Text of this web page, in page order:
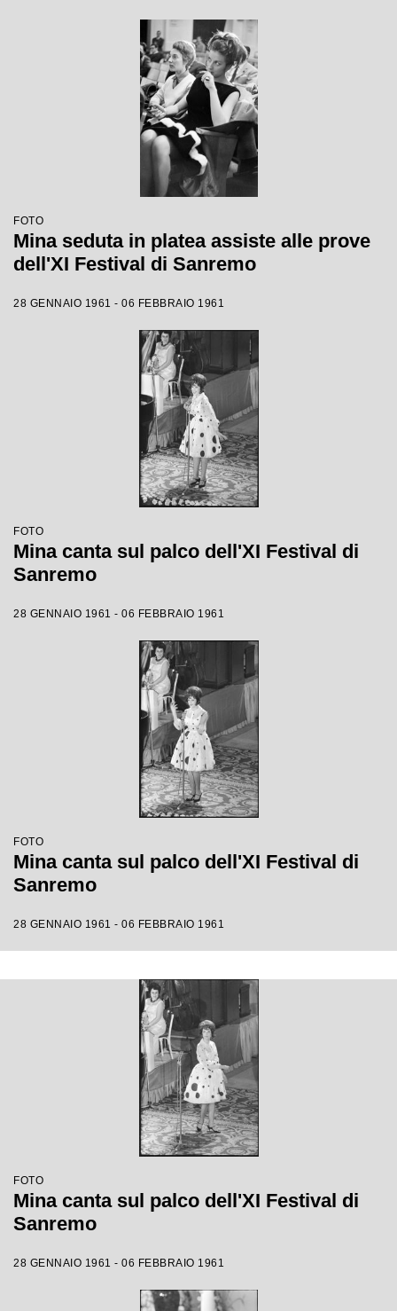
FOTO
Mina seduta in platea assiste alle prove
dell'XI Festival di Sanremo
28 GENNAIO 1961 - 06 FEBBRAIO 1961
FOTO
Mina canta sul palco dell'XI Festival di
Sanremo
28 GENNAIO 1961 - 06 FEBBRAIO 1961
FOTO
Mina canta sul palco dell'XI Festival di
Sanremo
28 GENNAIO 1961 - 06 FEBBRAIO 1961
FOTO
Mina canta sul palco dell'XI Festival di
Sanremo
28 GENNAIO 1961 - 06 FEBBRAIO 1961